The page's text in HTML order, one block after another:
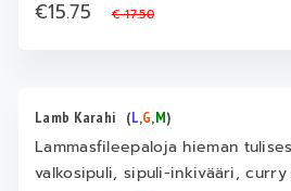
€15.75€ 17.50
Lamb Karahi (L,G,M)
Lammasfileepaloja hieman
valkosipuli, sipuli-inkivääri, curry